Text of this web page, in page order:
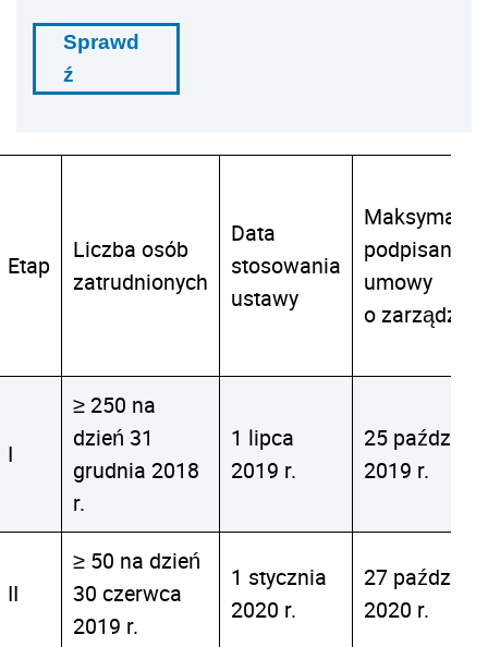
Sprawd
ź
Etap
Liczba osób
zatrudnionych
Data
stosowania
ustawy
podpisania
umowy
o
I
≥ 250 na
dzień 31
grudnia 2018
r.
1 lipca
2019 r.
25
2019 r.
II
≥ 50 na dzień
30 czerwca
2019 r.
1 stycznia
2020 r.
27
2020 r.